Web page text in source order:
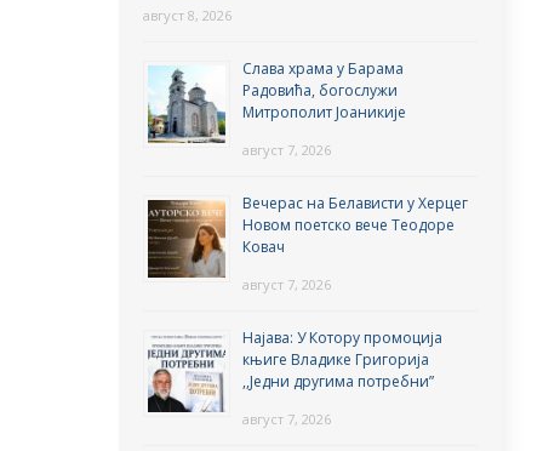
август 8, 2026
Слава храма у Барама
Радовића, богослужи
Митрополит Јоаникије
август 7, 2026
Вечерас на Белависти у Херцег
Новом поетско вече Теодоре
Ковач
август 7, 2026
Најава: У Котору промоција
књиге Владике Григорија
,,Једни другима потребни”
август 7, 2026